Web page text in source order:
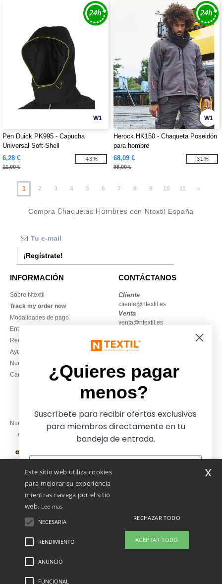
W1
Pen Duick PK995 - Capucha
Universal Soft-Shell
6,28 €
11,00 €
-43%
W1
Herock HK150 - Chaqueta Poseidón
para hombre
68,09 €
98,00 €
-31%
1 2 3 4 5 6 7 8 9 10 11 »
Compra Chaquetas Hombres con Ntextil España
¡Regístrate!
INFORMACIÓN
Sobre Ntextil
Track my order now
Modalidades de pago
Entrega
Reembolsos / devoluciones
Ayuda & FAQs
Nuestros compromisos
Camisetas locales al por mayor
CONTÁCTANOS
Cliente
cliente@ntextil.es
Venta
venta@ntextil.es
930 410 200
Viernes: 10:00–14:00
Nuestros socios financieros
Menciones Legales-
Este sitio web utiliza cookies
para mejorar su experiencia
mientras navega por el sitio
web. Lee mas
NECESARIA
RENDIMIENTO
ANUNCIO
FUNCIONAL
RECHAZAR TODO
ACEPTAR TODO
x
¿Quieres pagar
menos?
Suscríbete para recibir ofertas exclusivas
para miembros directamente en tu
bandeja de entrada.
Sí, ¡quiero pagar menos!
No gracias, quiero pagar más